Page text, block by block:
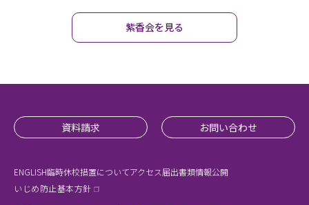
紫香会を見る
資料請求 お問い合わせ
ENGLISH臨時休校措置についてアクセス届出書類情報公開
いじめ防止基本方針